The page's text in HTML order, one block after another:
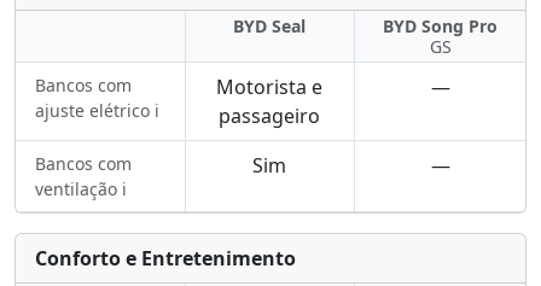
BYD Seal
BYD Song Pro
GS
Bancos com
ajuste elétrico ℹ️
Motorista e
passageiro
—
Bancos com
ventilação ℹ️
Sim —
Conforto e Entretenimento